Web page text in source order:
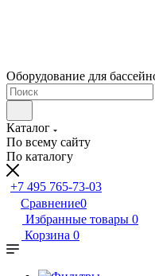
Оборудование для
Каталог
По всему сайту
По каталогу
+7 495 765-73-03
Сравнение0
Избранные товары 0
Корзина 0